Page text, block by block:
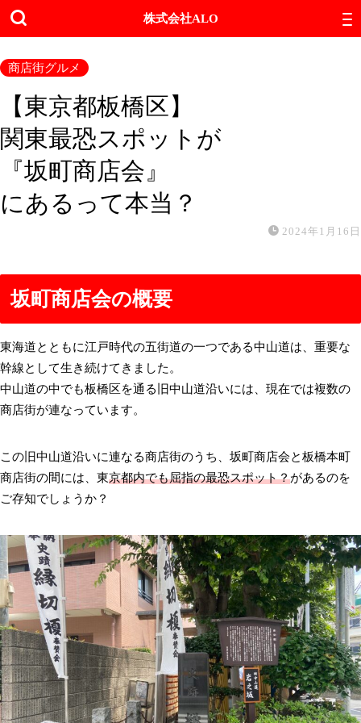
株式会社ALO
商店街グルメ
【東京都板橋区】
関東最恐スポットが
『坂町商店会』
にあるって本当？
2024年1月16日
坂町商店会の概要
東海道とともに江戸時代の五街道の一つである中山道は、重要な
幹線として生き続けてきました。
中山道の中でも板橋区を通る旧中山道沿いには、現在では複数の
商店街が連なっています。
この旧中山道沿いに連なる商店街のうち、坂町商店会と板橋本町
商店街の間には、東京都内でも屈指の最恐スポット？があるのを
ご存知でしょうか？